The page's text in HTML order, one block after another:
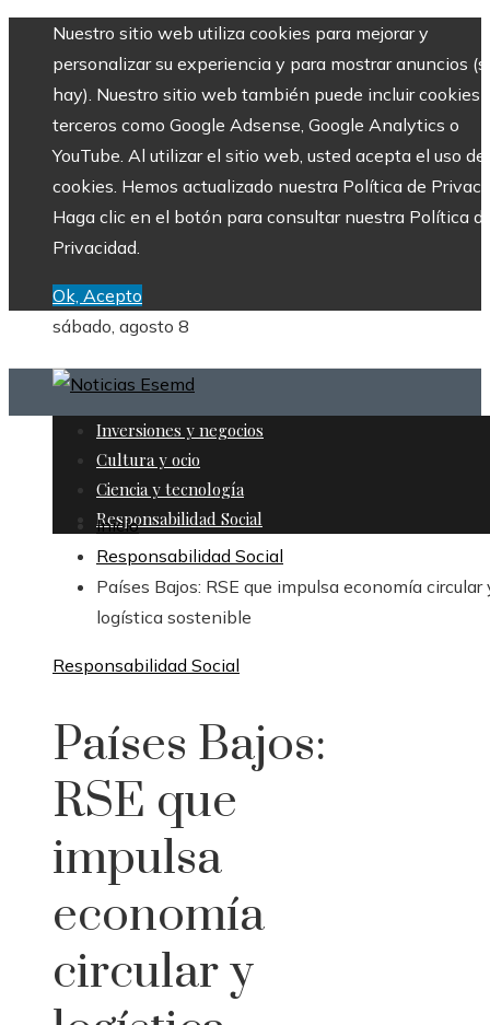
Nuestro sitio web utiliza cookies para mejorar y
personalizar su experiencia y para mostrar anuncios
hay). Nuestro sitio web también puede incluir cookies
terceros como Google Adsense, Google Analytics o
YouTube. Al utilizar el sitio web, usted acepta el uso de
cookies. Hemos actualizado nuestra Política de
Haga clic en el botón para consultar nuestra Política
Privacidad.
Ok, Acepto
sábado, agosto 8
Inversiones y negocios
Cultura y ocio
Ciencia y tecnología
Responsabilidad Social
Inicio
Responsabilidad Social
Países Bajos: RSE que impulsa economía circular
logística sostenible
Responsabilidad Social
Países Bajos:
RSE que
impulsa
economía
circular y